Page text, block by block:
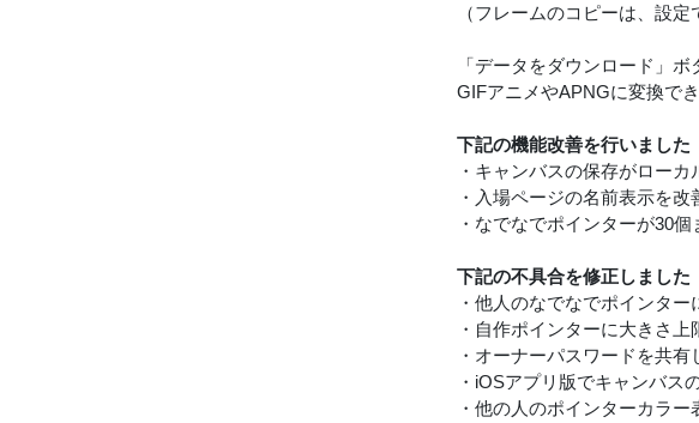
（フレームのコピーは、設
「データをダウンロード」
GIFアニメやAPNGに変換でき
下記の機能改善を行いました
・キャンバスの保存がロー
・入場ページの名前表示を改
・なでなでポインターが30
下記の不具合を修正しました
・他人のなでなでポインタ
・自作ポインターに大きさ
・オーナーパスワードを共
・iOSアプリ版でキャンバス
・他の人のポインターカラ